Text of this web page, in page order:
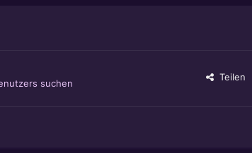
suchen
Teilen